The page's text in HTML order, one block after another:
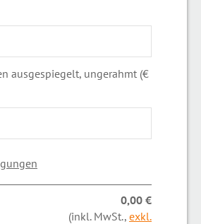
ausgespiegelt, ungerahmt (€
0,00 €
(inkl. MwSt., exkl.